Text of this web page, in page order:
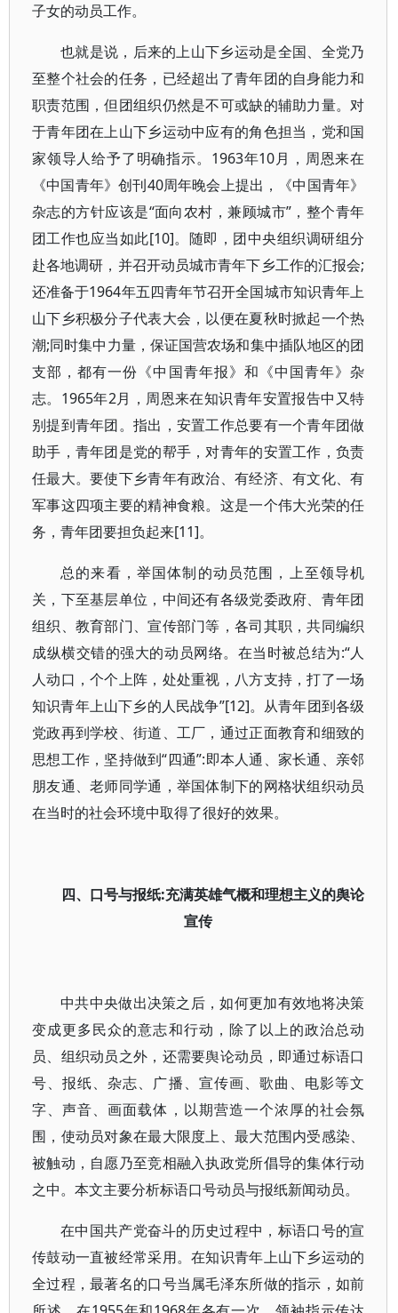
子女的动员工作。
也就是说，后来的上山下乡运动是全国、全党乃
至整个社会的任务，已经超出了青年团的自身能力和
职责范围，但团组织仍然是不可或缺的辅助力量。对
于青年团在上山下乡运动中应有的角色担当，党和国
家领导人给予了明确指示。1963年10月，周恩来在
《中国青年》创刊40周年晚会上提出，《中国青年》
杂志的方针应该是“面向农村，兼顾城市”，整个青年
团工作也应当如此[10]。随即，团中央组织调研组分
赴各地调研，并召开动员城市青年下乡工作的汇报会;
还准备于1964年五四青年节召开全国城市知识青年上
山下乡积极分子代表大会，以便在夏秋时掀起一个热
潮;同时集中力量，保证国营农场和集中插队地区的团
支部，都有一份《中国青年报》和《中国青年》杂
志。1965年2月，周恩来在知识青年安置报告中又特
别提到青年团。指出，安置工作总要有一个青年团做
助手，青年团是党的帮手，对青年的安置工作，负责
任最大。要使下乡青年有政治、有经济、有文化、有
军事这四项主要的精神食粮。这是一个伟大光荣的任
务，青年团要担负起来[11]。
总的来看，举国体制的动员范围，上至领导机
关，下至基层单位，中间还有各级党委政府、青年团
组织、教育部门、宣传部门等，各司其职，共同编织
成纵横交错的强大的动员网络。在当时被总结为:“人
人动口，个个上阵，处处重视，八方支持，打了一场
知识青年上山下乡的人民战争”[12]。从青年团到各级
党政再到学校、街道、工厂，通过正面教育和细致的
思想工作，坚持做到“四通”:即本人通、家长通、亲邻
朋友通、老师同学通，举国体制下的网格状组织动员
在当时的社会环境中取得了很好的效果。
四、口号与报纸:充满英雄气概和理想主义的舆论
宣传
中共中央做出决策之后，如何更加有效地将决策
变成更多民众的意志和行动，除了以上的政治总动
员、组织动员之外，还需要舆论动员，即通过标语口
号、报纸、杂志、广播、宣传画、歌曲、电影等文
字、声音、画面载体，以期营造一个浓厚的社会氛
围，使动员对象在最大限度上、最大范围内受感染、
被触动，自愿乃至竞相融入执政党所倡导的集体行动
之中。本文主要分析标语口号动员与报纸新闻动员。
在中国共产党奋斗的历史过程中，标语口号的宣
传鼓动一直被经常采用。在知识青年上山下乡运动的
全过程，最著名的口号当属毛泽东所做的指示，如前